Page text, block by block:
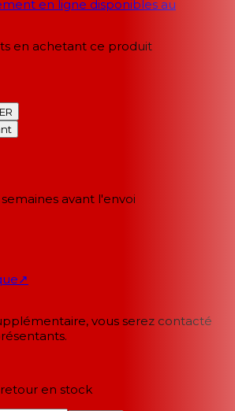
en ligne disponibles au
en achetant ce produit
avant l'envoi
↗
vous serez contacté
en stock